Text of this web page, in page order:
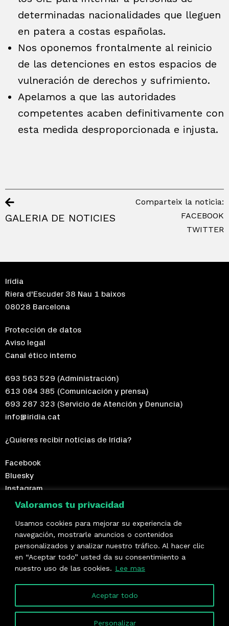
Valoramos tu privacidad
Usamos cookies para mejorar su experiencia de
navegación, mostrarle anuncios o contenidos
personalizados y analizar nuestro tráfico. Al hacer clic
en “Aceptar todo” usted da su consentimiento a
nuestro uso de las cookies. Lee mas
Personalizar
Aceptar todo
determinadas nacionalidades que lleguen
en patera a costas españolas.
Nos oponemos frontalmente al reinicio
de las detenciones en estos espacios de
vulneración de derechos y sufrimiento.
Apelamos a que las autoridades
competentes acaben definitivamente con
esta medida desproporcionada e injusta.
GALERIA DE NOTICIES
Comparteix la noticia:
FACEBOOK
TWITTER
Irídia
Riera d'Escuder 38 Nau 1 baixos
08028 Barcelona
Protección de datos
Aviso legal
Canal ético interno
693 563 529 (Administración)
613 084 385 (Comunicación y prensa)
693 287 323 (Servicio de Atención y Denuncia)
info@iridia.cat
¿Quieres recibir notícias de Irídia?
Facebook
Bluesky
Instagram
Telegram
¡Hazte socio/a!
Formamos parte de